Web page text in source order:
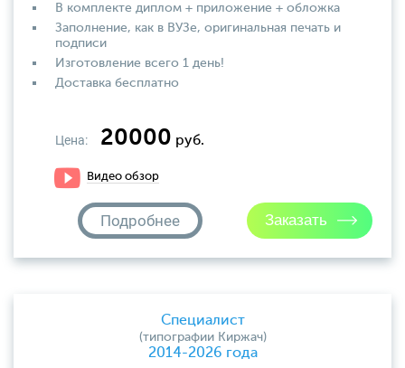
В комплекте диплом + приложение + обложка
Заполнение, как в ВУЗе, оригинальная печать и
подписи
Изготовление всего 1 день!
Доставка бесплатно
Цена: 20000 руб.
Видео обзор
Подробнее
Специалист
(типографии Киржач)
2014-2026 года